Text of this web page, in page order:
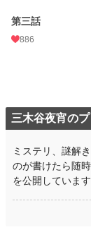
更新日時
初回公開日時
月間ポイント 4,558
累計ポイント
第三話
886
三木谷夜宵の
ミステリ、謎解
のが書けたら随
を公開しています